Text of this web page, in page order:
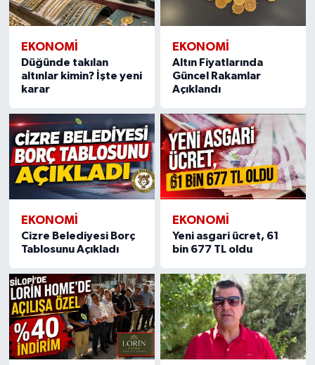
EKONOMI
Düğünde takılan
altınlar kimin? İşte yeni
karar
EKONOMI
Altın Fiyatlarında
Güncel Rakamlar
Açıklandı
EKONOMI
Cizre Belediyesi Borç
Tablosunu Açıkladı
EKONOMI
Yeni asgari ücret, 61
bin 677 TL oldu